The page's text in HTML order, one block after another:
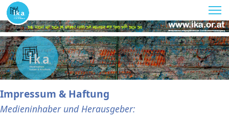
Impressum & Haftung
Medieninhaber und Herausgeber: